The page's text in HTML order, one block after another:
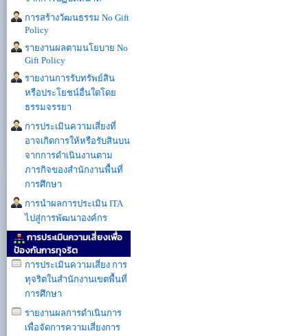
การสร้างวัฒนธรรม No Gift
Policy
รายงานผลตามนโยบาย No
Gift Policy
รายงานการรับทรัพย์สิน
หรือประโยชน์อื่นใดโดย
ธรรมจรรยา
การประเมินความเสี่ยงที่
อาจเกิดการให้หรือรับสินบน
จากการดำเนินงานตาม
ภารกิจของสำนักงานพื้นที่
การศึกษา
การนำผลการประเมิน ITA
ไปสู่การพัฒนาองค์กร
การประเมินความเสี่ยงเพื่อ
ป้องกันการทุจริต
การประเมินความเสี่ยง การ
ทุจริตในสำนักงานเขตพื้นที่
การศึกษา
รายงานผลการดำเนินการ
เพื่อจัดการความเสี่ยงการ